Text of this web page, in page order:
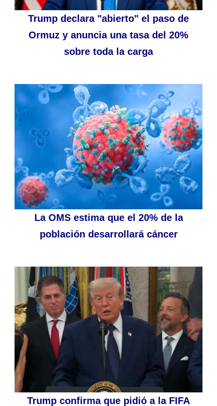
Trump declara "abierto" el paso de
Ormuz y anuncia una tasa del 20%
sobre toda la carga
La OMS estima que el 20% de la
población desarrollará cáncer
Trump confirma que pidió a la FIFA